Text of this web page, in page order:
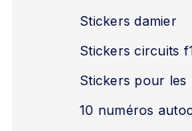
Stickers damier
Stickers circuits
Stickers pour les
10 numéros